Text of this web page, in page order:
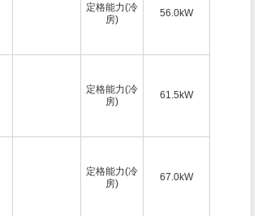
定格能力(冷
房)
56.0kW
定格能力(冷
房)
61.5kW
定格能力(冷
房)
67.0kW